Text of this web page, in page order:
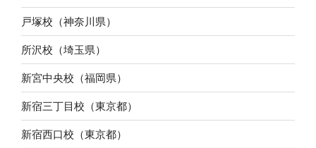
戸塚校（神奈川県）
所沢校（埼玉県）
新宮中央校（福岡県）
新宿三丁目校（東京都）
新宿西口校（東京都）